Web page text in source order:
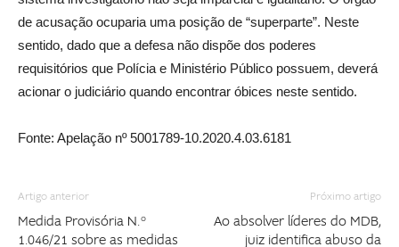
de acusação ocuparia uma posição de “superparte”. Neste
sentido, dado que a defesa não dispõe dos poderes
requisitórios que Polícia e Ministério Público possuem, deverá
acionar o judiciário quando encontrar óbices neste sentido.
Fonte: Apelação nº 5001789-10.2020.4.03.6181
Artigo anterior
Medida Provisória N.º
1.046/21 sobre as medidas
Próximo artigo
Ao absolver líderes do MDB,
juiz identifica abuso da